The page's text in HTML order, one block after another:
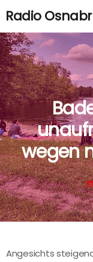
Radio
wegen
today
Angesichts